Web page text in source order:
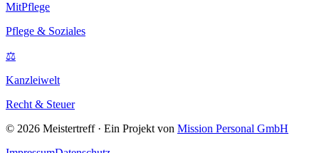
MitPflege
Pflege & Soziales
⚖
Kanzleiwelt
Recht & Steuer
© 2026 Meistertreff · Ein Projekt von Mission Personal GmbH